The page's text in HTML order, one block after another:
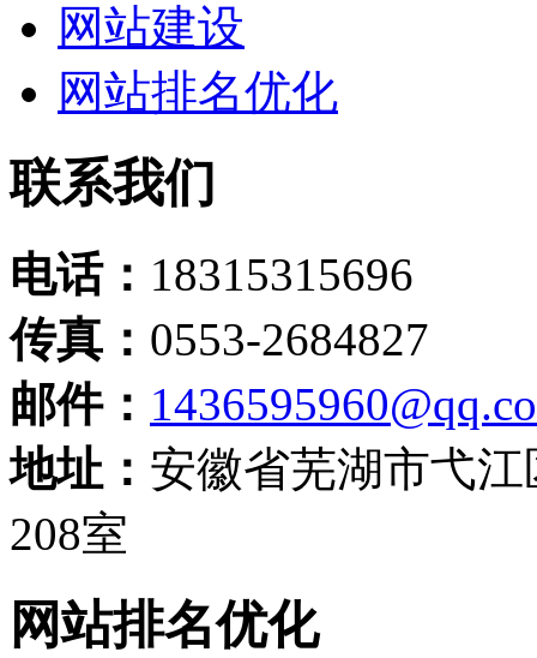
网站建设
网站排名优化
联系我们
电话： 18315315696
传真： 0553-2684827
邮件：
地址： 安徽省芜湖市弋
208室
网站排名优化